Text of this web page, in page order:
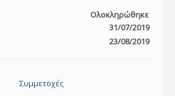
Ολοκληρώθηκε
31/07/2019
23/08/2019
Συμμετοχές